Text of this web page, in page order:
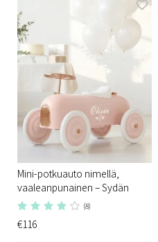
Mini-potkuauto nimellä,
vaaleanpunainen – Sydän
(8)
€116